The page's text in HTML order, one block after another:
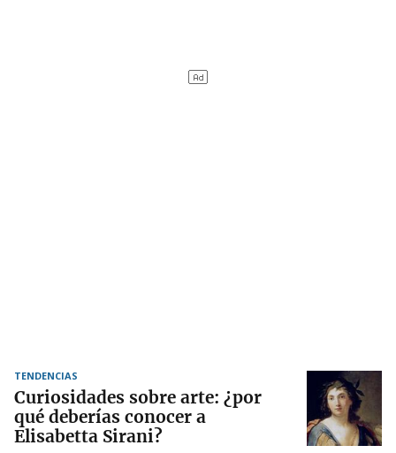
TENDENCIAS
Curiosidades sobre arte: ¿por
qué deberías conocer a
Elisabetta Sirani?